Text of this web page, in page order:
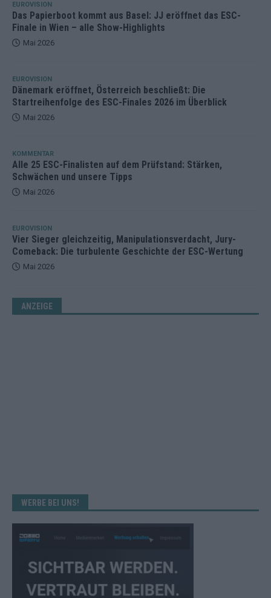
EUROVISION
Das Papierboot kommt aus Basel: JJ eröffnet das ESC-
Finale in Wien – alle Show-Highlights
Mai 2026
EUROVISION
Dänemark eröffnet, Österreich beschließt: Die
Startreihenfolge des ESC-Finales 2026 im Überblick
Mai 2026
KOMMENTAR
Alle 25 ESC-Finalisten auf dem Prüfstand: Stärken,
Schwächen und unsere Tipps
Mai 2026
EUROVISION
Vier Sieger gleichzeitig, Manipulationsverdacht, Jury-
Comeback: Die turbulente Geschichte der ESC-Wertung
Mai 2026
ANZEIGE
WERBE BEI UNS!